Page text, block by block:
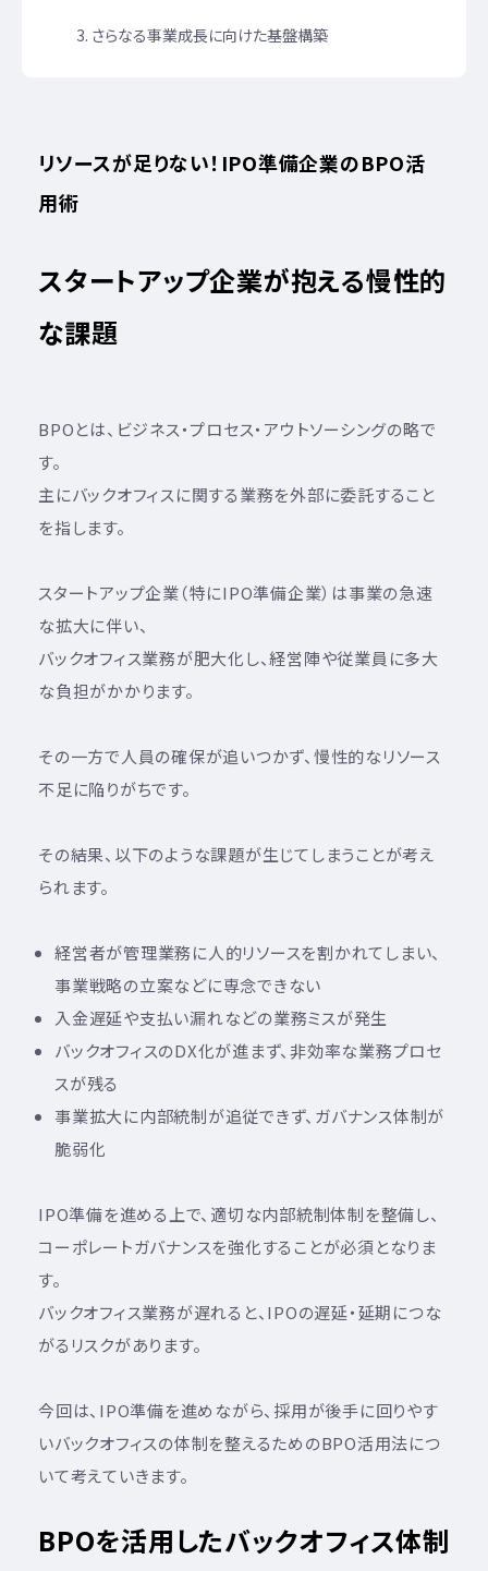
3. さらなる事業成長に向けた基盤構築
リソースが足りない！IPO準備企業のBPO活
用術
スタートアップ企業が抱える慢性的
な課題
BPOとは、ビジネス・プロセス・アウトソーシングの略で
す。
主にバックオフィスに関する業務を外部に委託すること
を指します。
スタートアップ企業（特にIPO準備企業）は事業の急速
な拡大に伴い、
バックオフィス業務が肥大化し、経営陣や従業員に多大
な負担がかかります。
その一方で人員の確保が追いつかず、慢性的なリソース
不足に陥りがちです。
その結果、以下のような課題が生じてしまうことが考え
られます。
経営者が管理業務に人的リソースを割かれてしまい、
事業戦略の立案などに専念できない
入金遅延や支払い漏れなどの業務ミスが発生
バックオフィスのDX化が進まず、非効率な業務プロセ
スが残る
事業拡大に内部統制が追従できず、ガバナンス体制が
脆弱化
IPO準備を進める上で、適切な内部統制体制を整備し、
コーポレートガバナンスを強化することが必須となりま
す。
バックオフィス業務が遅れると、IPOの遅延・延期につな
がるリスクがあります。
今回は、IPO準備を進めながら、採用が後手に回りやす
いバックオフィスの体制を整えるためのBPO活用法につ
いて考えていきます。
BPOを活用したバックオフィス体制